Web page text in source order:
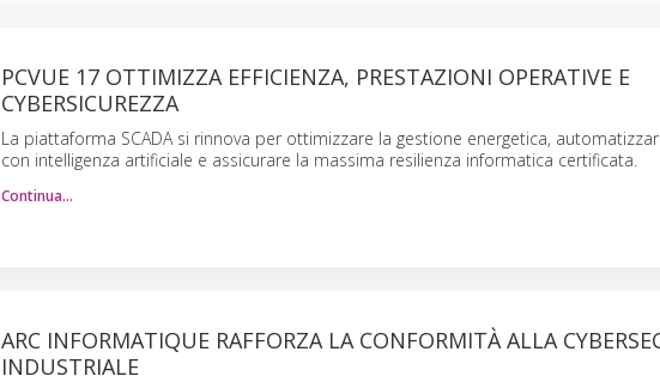
PCVUE 17 OTTIMIZZA EFFICIENZA, PRESTAZIONI OPERATIVE E
CYBERSICUREZZA
La piattaforma SCADA si rinnova per ottimizzare la gestione energetica,
con intelligenza artificiale e assicurare la massima resilienza informatica certificata.
Continua…
ARC INFORMATIQUE RAFFORZA LA CONFORMITÀ ALLA
INDUSTRIALE